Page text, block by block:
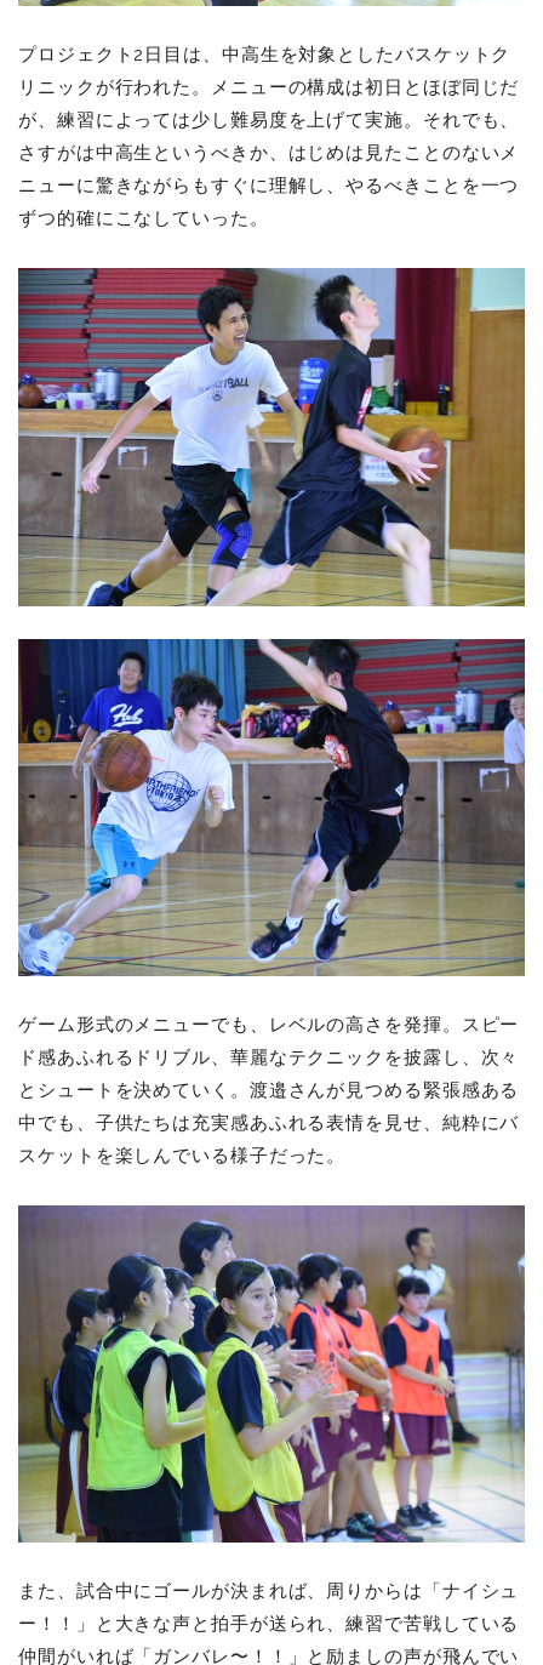
プロジェクト2日目は、中高生を対象としたバスケットク
リニックが行われた。メニューの構成は初日とほぼ同じだ
が、練習によっては少し難易度を上げて実施。それでも、
さすがは中高生というべきか、はじめは見たことのないメ
ニューに驚きながらもすぐに理解し、やるべきことを一つ
ずつ的確にこなしていった。
ゲーム形式のメニューでも、レベルの高さを発揮。スピー
ド感あふれるドリブル、華麗なテクニックを披露し、次々
とシュートを決めていく。渡邉さんが見つめる緊張感ある
中でも、子供たちは充実感あふれる表情を見せ、純粋にバ
スケットを楽しんでいる様子だった。
また、試合中にゴールが決まれば、周りからは「ナイシュ
ー！！」と大きな声と拍手が送られ、練習で苦戦している
仲間がいれば「ガンバレ〜！！」と励ましの声が飛んでい